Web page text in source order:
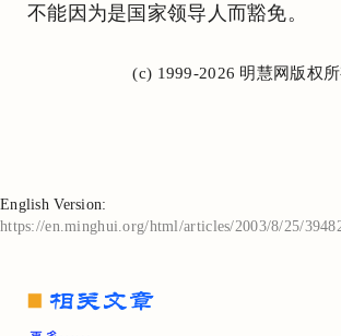
不能因为是国家领导人而豁免。
(c) 1999-2026 明慧网版权
English Version:
https://en.minghui.org/html/articles/2003/8/25/